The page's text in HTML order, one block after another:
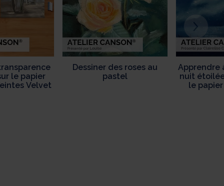
le papier
Velvet
Dessiner des roses au
pastel
Apprendre
nuit
le